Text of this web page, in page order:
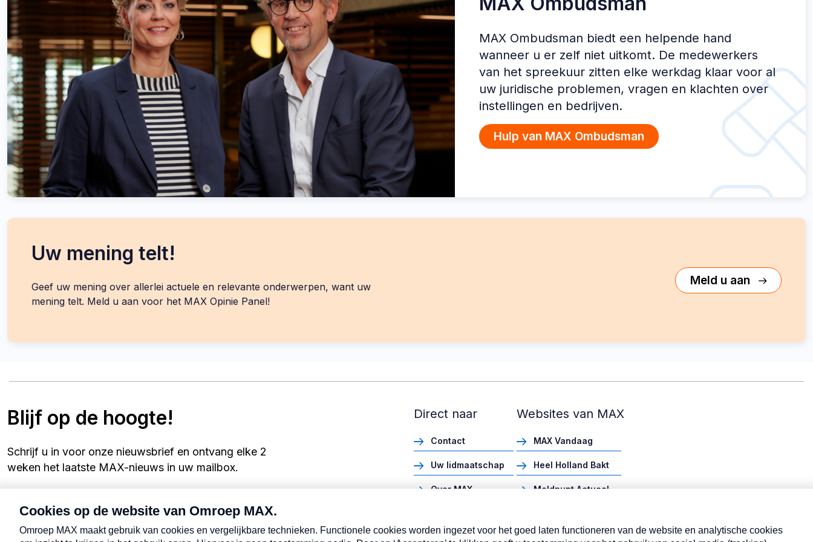
MAX Ombudsman biedt een helpende hand
wanneer u er zelf niet uitkomt. De medewerkers
van het spreekuur zitten elke werkdag klaar voor al
uw juridische problemen, vragen en klachten over
instellingen en bedrijven.
Hulp van MAX Ombudsman
Uw mening telt!
Geef uw mening over allerlei actuele en relevante onderwerpen, want uw
mening telt. Meld u aan voor het MAX Opinie Panel!
Meld u aan
Blijf op de hoogte!
Schrijf u in voor onze nieuwsbrief en ontvang elke 2
weken het laatste MAX-nieuws in uw mailbox.
Direct naar
Contact
Uw lidmaatschap
Over MAX
Pers
Websites van MAX
MAX Vandaag
Heel Holland Bakt
Meldpunt Actueel
MAX Meeting Point